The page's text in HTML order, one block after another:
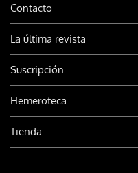
Contacto
La última revista
Suscripción
Hemeroteca
Tienda